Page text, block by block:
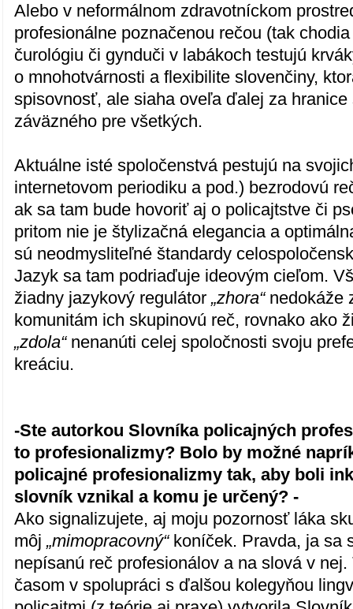
Alebo v neformálnom zdravotníckom
profesionálne poznačenou rečou (tak
čurológiu či gynduči v labákoch testujú
o mnohotvárnosti a flexibilite slovenčiny,
spisovnosť, ale siaha oveľa ďalej za
záväzného pre všetkých.
Aktuálne isté spoločenstvá pestujú na
internetovom periodiku a pod.) bezrodovú
ak sa tam bude hovoriť aj o policajtstve či
pritom nie je štylizačná elegancia a
sú neodmysliteľné štandardy
Jazyk sa tam podriaďuje ideovým cieľom.
žiadny jazykový regulátor„zhora“nedokáže
komunitám ich skupinovú reč, rovnako ako
„zdola“nenanúti celej spoločnosti svoju
kreáciu.
-Ste autorkou Slovníka policajných
to profesionalizmy? Bolo by možné
policajné profesionalizmy tak, aby boli
slovník vznikal a komu je určený? -
Ako signalizujete, aj moju pozornosť láka
môj „mimopracovný“koníček. Pravda, ja sa
nepísanú reč profesionálov a na slová v nej.
časom v spolupráci s ďalšou kolegyňou